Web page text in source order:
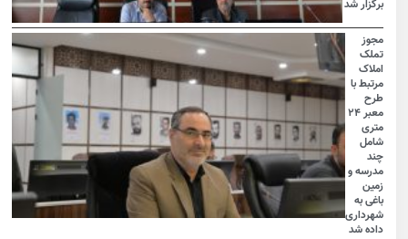
برگزار شد
مجوز
تملک
املاک
مرتبط با
طرح
معبر ۲۴
متری
شامل
چند
مدرسه و
زمین
باغی به
شهرداری
داده شد